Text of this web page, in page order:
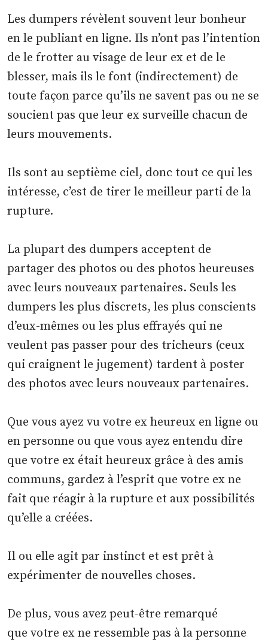
Les dumpers révèlent souvent leur bonheur
en le publiant en ligne. Ils n’ont pas l’intention
de le frotter au visage de leur ex et de le
blesser, mais ils le font (indirectement) de
toute façon parce qu’ils ne savent pas ou ne se
soucient pas que leur ex surveille chacun de
leurs mouvements.
Ils sont au septième ciel, donc tout ce qui les
intéresse, c’est de tirer le meilleur parti de la
rupture.
La plupart des dumpers acceptent de
partager des photos ou des photos heureuses
avec leurs nouveaux partenaires. Seuls les
dumpers les plus discrets, les plus conscients
d’eux-mêmes ou les plus effrayés qui ne
veulent pas passer pour des tricheurs (ceux
qui craignent le jugement) tardent à poster
des photos avec leurs nouveaux partenaires.
Que vous ayez vu votre ex heureux en ligne ou
en personne ou que vous ayez entendu dire
que votre ex était heureux grâce à des amis
communs, gardez à l’esprit que votre ex ne
fait que réagir à la rupture et aux possibilités
qu’elle a créées.
Il ou elle agit par instinct et est prêt à
expérimenter de nouvelles choses.
De plus, vous avez peut-être remarqué
que votre ex ne ressemble pas à la personne